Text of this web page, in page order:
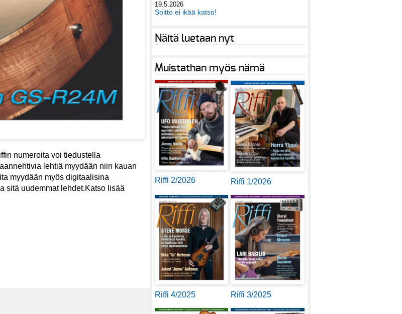
numeroita voi tiedustella
lehtiä myydään niin kauan
myydään myös digitaalisina
sitä uudemmat lehdet.Katso lisää
19.5.2026
Soitto ei ikää katso!
Näitä luetaan nyt
Muistathan myös nämä
Riffi 2/2026 Riffi 1/2026
Riffi 4/2025 Riffi 3/2025